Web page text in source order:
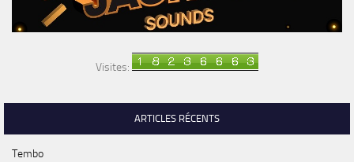
Visites:
ARTICLES RÉCENTS
Tembo